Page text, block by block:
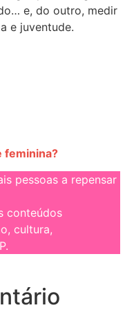
e, do outro, medir
e juventude.
feminina?
pessoas a repensar
conteúdos
cultura,